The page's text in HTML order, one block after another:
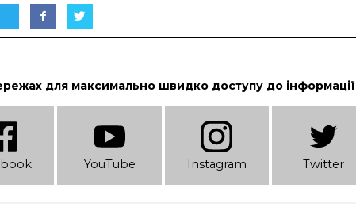
для максимально швидко доступу до інформації
YouTube Instagram Twitter